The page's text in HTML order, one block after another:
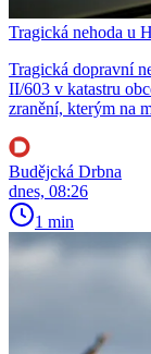
Tragická nehoda u
Tragická dopravní
II/603 v katastru
zranění, kterým na
Budějcká Drbna
dnes, 08:26
1 min